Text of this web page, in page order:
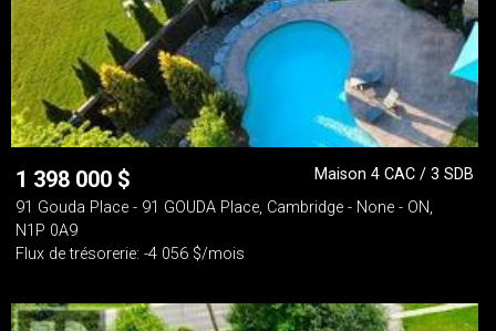
1 398 000 $
Maison 4 CAC / 3 SDB
91 Gouda Place - 91 GOUDA Place, Cambridge - None - ON,
N1P 0A9
Flux de trésorerie: -4 056 $/mois